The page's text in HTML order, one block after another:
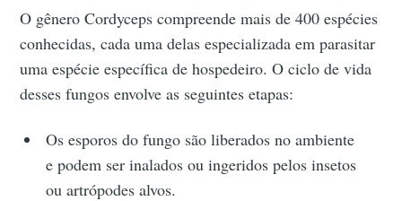
O gênero Cordyceps compreende mais de 400 espécies
conhecidas, cada uma delas especializada em parasitar
uma espécie específica de hospedeiro. O ciclo de vida
desses fungos envolve as seguintes etapas:
Os esporos do fungo são liberados no ambiente
e podem ser inalados ou ingeridos pelos insetos
ou artrópodes alvos.